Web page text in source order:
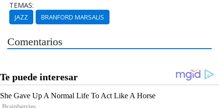
TEMAS:
JAZZ BRANFORD MARSALIS
Comentarios